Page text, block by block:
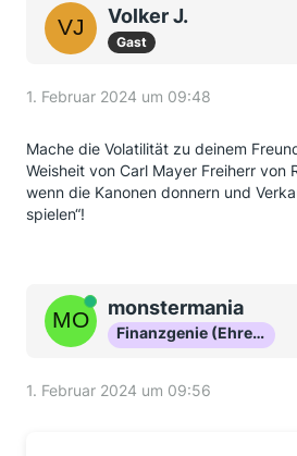
Volker J.
Gast
1. Februar 2024 um 09:48
Mache die Volatilität zu deinem
Weisheit von Carl Mayer Freiherr von
wenn die Kanonen donnern und
spielen“!
Onlinemonstermania
Finanzgenie (Ehrenmitglied)
1. Februar 2024 um 09:56